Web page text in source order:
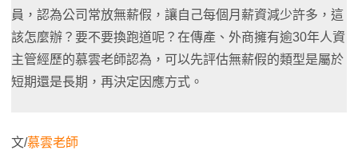
員，認為公司常放無薪假，讓自己每個月薪資減少許多，這
該怎麼辦？要不要換跑道呢？在傳產、外商擁有逾30年人資
主管經歷的慕雲老師認為，可以先評估無薪假的類型是屬於
短期還是長期，再決定因應方式。
文/慕雲老師